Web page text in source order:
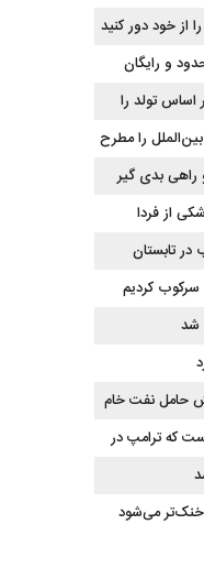
اساس تولد را
را مطرح
راهی بدی گیر
از فردا
در تابستان
سرکوب کردیم
شد
کپلر: تنها ۶ نفت‌کش حامل نفت خام
است که ترامپ در
خنک‌تر می‌شود